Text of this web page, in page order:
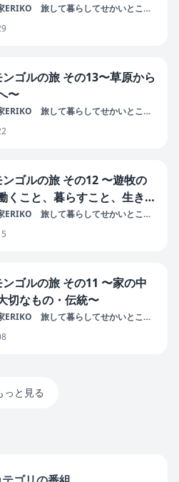
ERIKO 旅して暮らしてせかいとこと
ゴルの旅 その13〜草原から
〜
ERIKO 旅して暮らしてせかいとこと
ゴルの旅 その12 〜遊牧の
くこと、暮らすこと、生きる
ERIKO 旅して暮らしてせかいとこと
ゴルの旅 その11 〜家の中
切なもの・伝統〜
ERIKO 旅して暮らしてせかいとこと
っと見る